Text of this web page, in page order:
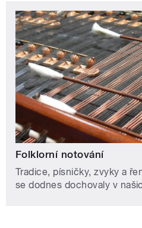
Folklorní notování
Tradice, písničky, zvyky a
se dodnes dochovaly v